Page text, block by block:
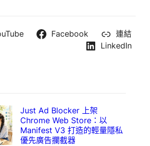
Facebook
連結
LinkedIn
Just Ad Blocker 上架
Chrome Web Store：以
Manifest V3 打造的輕量隱私
優先廣告攔截器